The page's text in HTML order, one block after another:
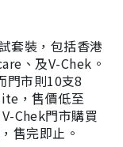
套裝，包括香港
、及V-Chek。
門市則10支8
，售價低至
Chek門市購買
售完即止。